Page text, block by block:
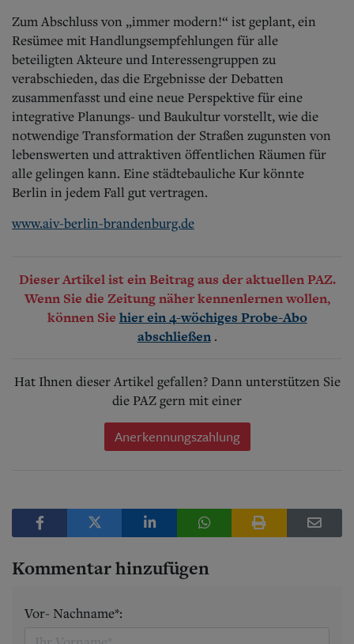
Zum Abschluss von „immer modern!“ ist geplant, ein
Resümee mit Handlungsempfehlungen für alle
beteiligten Akteure und Interessengruppen zu
verabschieden, das die Ergebnisse der Debatten
zusammenfasst und eine neue Perspektive für eine
integrative Planungs- und Baukultur vorstellt, wie die
notwendige Transformation der Straßen zugunsten von
lebenswerten und attraktiven öffentlichen Räumen für
alle gelingen kann. Eine städtebauliche Kur könnte
Berlin in jedem Fall gut vertragen.
www.aiv-berlin-brandenburg.de
Dieser Artikel ist ein Beitrag aus der aktuellen PAZ.
Wenn Sie die Zeitung näher kennenlernen wollen,
können Sie hier ein 4-wöchiges Probe-Abo
abschließen .
Hat Ihnen dieser Artikel gefallen? Dann unterstützen Sie
die PAZ gern mit einer
Anerkennungszahlung
Kommentar hinzufügen
Vor- Nachname*: